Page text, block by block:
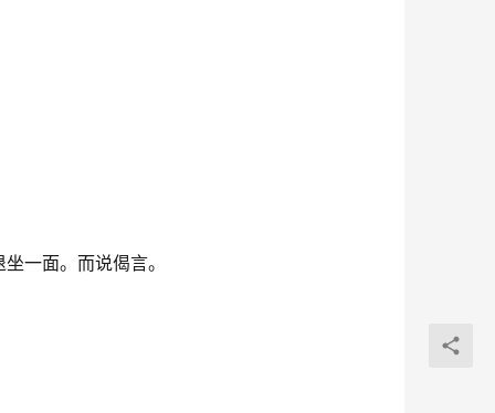
一面。而说偈言。